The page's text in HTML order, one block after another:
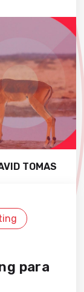
TOMAS
para